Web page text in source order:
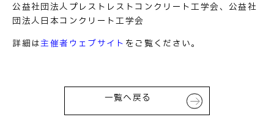
公益社団法人プレストレストコンクリート工学会、公益社
団法人日本コンクリート工学会
詳細は主催者ウェブサイト をご覧ください。
一覧へ戻る